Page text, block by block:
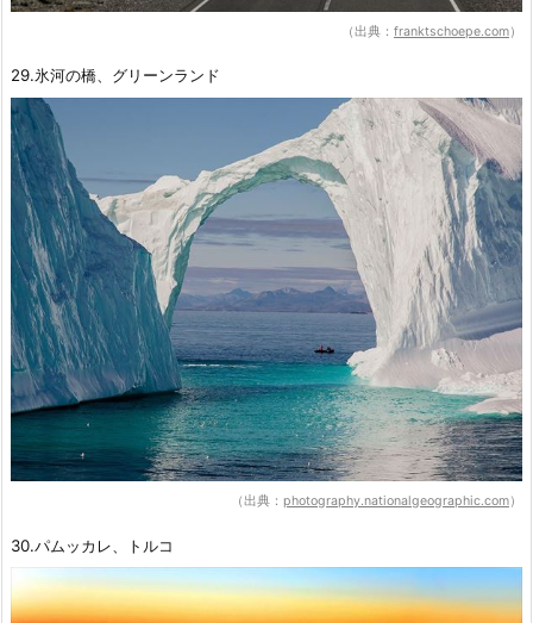
（出典： franktschoepe.com）
29.氷河の橋、グリーンランド
（出典： photography.nationalgeographic.com）
30.パムッカレ、トルコ